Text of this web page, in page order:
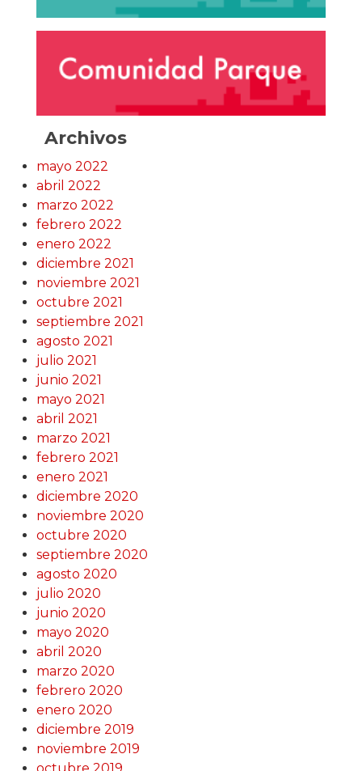
Archivos
mayo 2022
abril 2022
marzo 2022
febrero 2022
enero 2022
diciembre 2021
noviembre 2021
octubre 2021
septiembre 2021
agosto 2021
julio 2021
junio 2021
mayo 2021
abril 2021
marzo 2021
febrero 2021
enero 2021
diciembre 2020
noviembre 2020
octubre 2020
septiembre 2020
agosto 2020
julio 2020
junio 2020
mayo 2020
abril 2020
marzo 2020
febrero 2020
enero 2020
diciembre 2019
noviembre 2019